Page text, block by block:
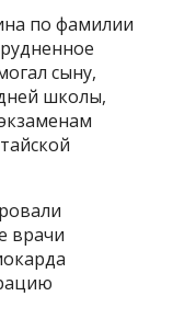
по фамилии
сыну,
школы,
врачи